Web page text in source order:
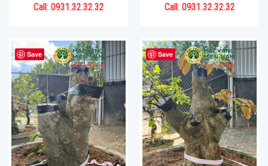
Call: 0931.32.32.32
Call: 0931.32.32.32
Save Save